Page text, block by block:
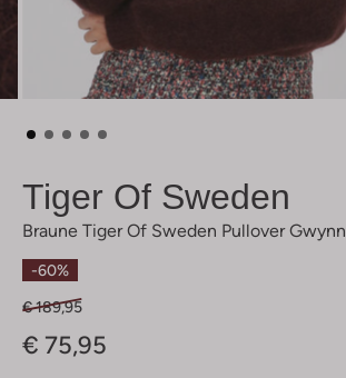
Tiger Of Sweden
Braune Tiger Of Sweden Pullover Gwynn
-60%
€ 189,95
€ 75,95